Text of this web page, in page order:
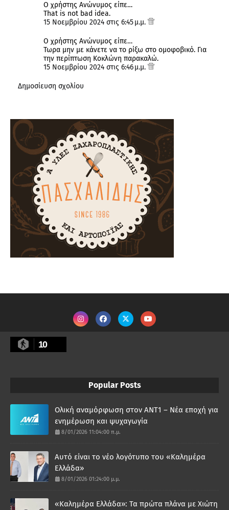
Ο χρήστης Ανώνυμος είπε…
That is not bad idea.
15 Νοεμβρίου 2024 στις 6:45 μ.μ.
Ο χρήστης Ανώνυμος είπε…
Τωρα μην με κάνετε να το ρίξω στο ομοφοβικό. Για
την περίπτωση Κοκλώνη παρακαλώ.
15 Νοεμβρίου 2024 στις 6:46 μ.μ.
Δημοσίευση σχολίου
10
Popular Posts
Ολική αναμόρφωση στον ΑΝΤ1 – Νέα εποχή για
ενημέρωση και ψυχαγωγία
8/01/2026 11:04:00 π.μ.
Αυτό είναι το νέο λογότυπο του «Καλημέρα
Ελλάδα»
8/01/2026 01:24:00 μ.μ.
«Καλημέρα Ελλάδα»: Τα πρώτα πλάνα με Χιώτη